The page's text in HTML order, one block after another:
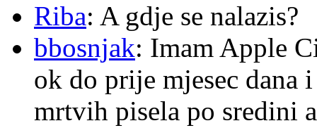
Riba: A gdje se nalazis?
bbosnjak: Imam Apple
ok do prije mjesec dana
mrtvih pisela po sredini